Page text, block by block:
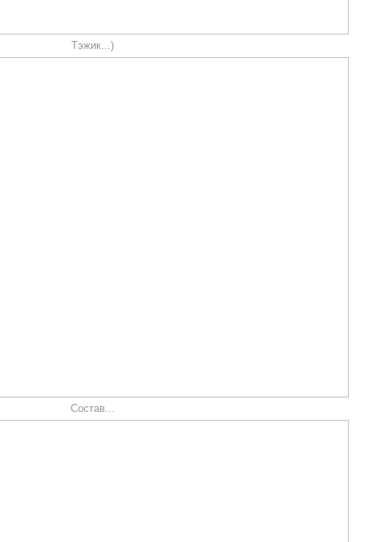
Тэжик...)
Состав...